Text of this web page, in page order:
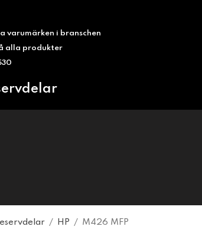
varumärken i branschen
alla produkter
/ HP / M426 MFP